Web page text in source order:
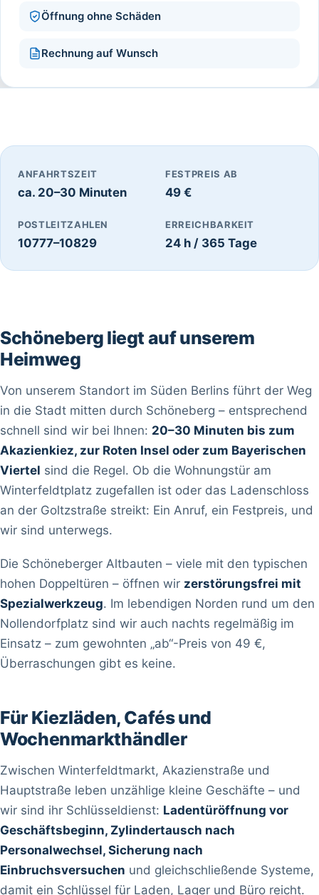
Öffnung ohne Schäden
Rechnung auf Wunsch
ANFAHRTSZEIT
ca. 20–30 Minuten
FESTPREIS AB
49 €
POSTLEITZAHLEN
10777–10829
ERREICHBARKEIT
24 h / 365 Tage
Schöneberg liegt auf unserem
Heimweg
Von unserem Standort im Süden Berlins führt der Weg
in die Stadt mitten durch Schöneberg – entsprechend
schnell sind wir bei Ihnen: 20–30 Minuten bis zum
Akazienkiez, zur Roten Insel oder zum Bayerischen
Viertel sind die Regel. Ob die Wohnungstür am
Winterfeldtplatz zugefallen ist oder das Ladenschloss
an der Goltzstraße streikt: Ein Anruf, ein Festpreis, und
wir sind unterwegs.
Die Schöneberger Altbauten – viele mit den typischen
hohen Doppeltüren – öffnen wir zerstörungsfrei mit
Spezialwerkzeug. Im lebendigen Norden rund um den
Nollendorfplatz sind wir auch nachts regelmäßig im
Einsatz – zum gewohnten „ab“-Preis von 49 €,
Überraschungen gibt es keine.
Für Kiezläden, Cafés und
Wochenmarkthändler
Zwischen Winterfeldtmarkt, Akazienstraße und
Hauptstraße leben unzählige kleine Geschäfte – und
wir sind ihr Schlüsseldienst: Ladentüröffnung vor
Geschäftsbeginn, Zylindertausch nach
Personalwechsel, Sicherung nach
Einbruchsversuchen und gleichschließende Systeme,
damit ein Schlüssel für Laden, Lager und Büro reicht.